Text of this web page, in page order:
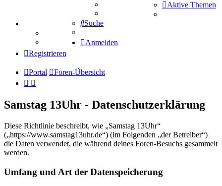
Schiffe versenken
Tipprunde
Comunio
Aktive Themen
Suche
Anmelden
Registrieren
Portal Foren-Übersicht
Samstag 13Uhr - Datenschutzerklärung
Diese Richtlinie beschreibt, wie „Samstag 13Uhr“
(„https://www.samstag13uhr.de“) (im Folgenden „der Betreiber“)
die Daten verwendet, die während deines Foren-Besuchs gesammelt
werden.
Umfang und Art der Datenspeicherung